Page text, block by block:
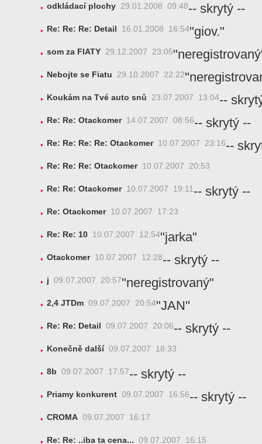
odkládací plochy 29.01.2008 09:48-- skrytý --
Re: Re: Re: Detail 16.01.2008 16:54"giov."
som za FIATY 29.12.2007 23:05
Nebojte se Fiatu 29.10.2007 22:22
Koukám na Tvé auto snů 23.07.2007 13:04--
Re: Re: Otackomer 14.07.2007 08:56-- skrytý --
Re: Re: Re: Re: Otackomer 10.07.2007 23:16--
Re: Re: Re: Otackomer 10.07.2007 20:53
Re: Re: Otackomer 10.07.2007 19:11 -- skrytý --
Re: Otackomer 10.07.2007 17:23
Re: Re: 10 10.07.2007 12:54"jarka"
Otackomer 10.07.2007 12:28-- skrytý --
j 09.07.2007 20:57"neregistrovaný"
2,4 JTDm 09.07.2007 20:54"JAN"
Re: Re: Detail 09.07.2007 20:06-- skrytý --
Konečně další 09.07.2007 18:33
8b 09.07.2007 17:57-- skrytý --
Priamy konkurent 09.07.2007 16:56-- skrytý --
CROMA 09.07.2007 16:17
Re: Re: ..iba ta cena... 09.07.2007 16:15